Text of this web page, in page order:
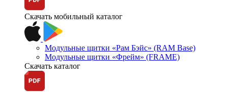
Скачать мобильный каталог
Модульные щитки «Рам Бэйс» (RAM Base)
Модульные щитки «Фрейм» (FRAME)
Скачать каталог